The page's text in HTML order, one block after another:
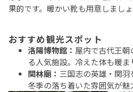
果的です。暖かい靴も用意しましょ
おすすめ観光スポット
洛陽博物館： 屋内で古代王
る人気施設。冷えた体も暖ま
関林廟： 三国志の英雄・関羽
冬季の落ち着いた雰囲気が魅